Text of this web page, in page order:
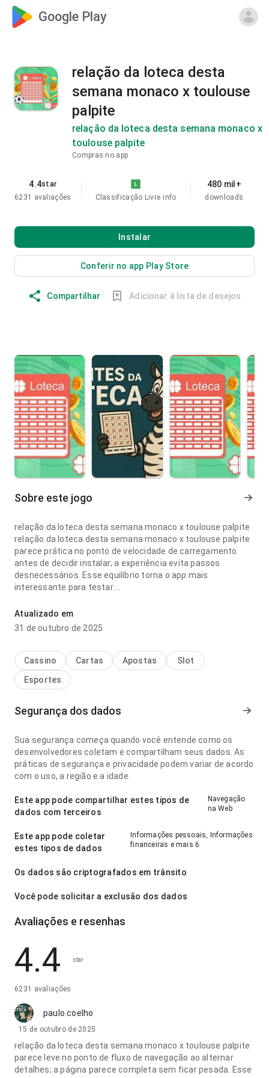
Google Play
relação da loteca desta
semana monaco x toulouse
palpite
relação da loteca desta semana monaco x
toulouse palpite
Compras no app
4.4star
6231 avaliações
Classificação Livre info
480 mil+
downloads
Instalar
Conferir no app Play Store
Compartilhar Adicionar à lista de desejos
Sobre este jogo
relação da loteca desta semana monaco x toulouse palpite
relação da loteca desta semana monaco x toulouse palpite
parece prática no ponto de velocidade de carregamento
antes de decidir instalar; a experiência evita passos
desnecessários. Esse equilíbrio torna o app mais
interessante para testar.
relação da loteca desta semana monaco x toulouse palpite
parece fluida no ponto de fluxo de navegação antes de
Atualizado em
31 de outubro de 2025
Cassino Cartas Apostas
Slot
Esportes
Segurança dos dados
Sua segurança começa quando você entende como os
desenvolvedores coletam e compartilham seus dados. As
práticas de segurança e privacidade podem variar de acordo
com o uso, a região e a idade.
Este app pode compartilhar estes tipos de
dados com terceiros
Navegação
na Web
Este app pode coletar
estes tipos de dados
Informações pessoais, Informações
financeiras e mais 6
Os dados são criptografados em trânsito
Você pode solicitar a exclusão dos dados
Avaliações e resenhas
4.4 star
6231 avaliações
paulo.coelho
15 de outubro de 2025
relação da loteca desta semana monaco x toulouse palpite
parece leve no ponto de fluxo de navegação ao alternar
detalhes; a página parece completa sem ficar pesada. Esse